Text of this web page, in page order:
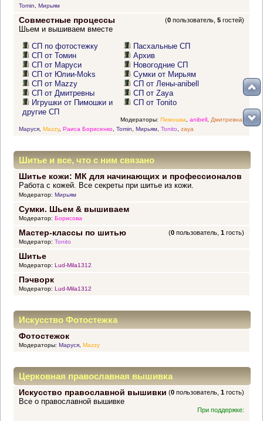
Tomin
Мирьям
Совместные процессы (0 пользователь,5 гостей)
Шьем и вышиваем вместе
СП по фотостежку
СП от Томин
СП от Маруси
СП от Юлии-Moks
СП от Mazzy
СП от Дмитревны
Игрушки от Пимошки и
другие СП
Пасхальные СП
Архив
Новогодние СП
Сумки от Мирьям
СП от Лены-anibell
СП от Zaya
СП от Tonito
Модераторы: Пимошка anibell, Дмитревна
Маруся, Mazzy, Раиса Борисенко, Tomin Мирьям, Tonito zaya
Шитье и все, что с ним связано
Шитье кожи: МК для начинающих и профессионалов
Работа с кожей. Все секреты при шитье из кожи.
Модератор: Мирьям
Сумки. Шьем & вышиваем
Модератор: Борисова
Мастер-классы по шитью (0 пользователь,1 гость)
Модератор: Tonito
Шитье
Модератор: Lud-Mila1312
Пэчворк
Модератор: Lud-Mila1312
Искусство Фотостежка
Фотостежок
Модераторы: Маруся, Mazzy
Церковная православная вышивка
Искусство православной вышивки (0 пользователь,1 гость)
Все о православной вышивке
При поддержке: